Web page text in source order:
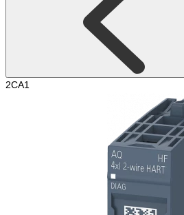
2CA1